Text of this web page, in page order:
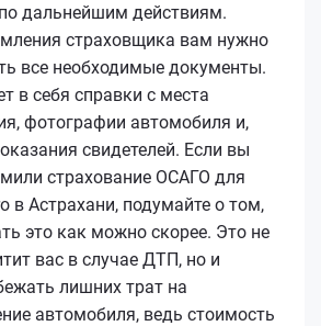
дальнейшим действиям.
страховщика вам нужно
все необходимые документы.
в себя справки с места
фотографии автомобиля и,
свидетелей. Если вы
страхование ОСАГО для
в Астрахани, подумайте о том,
это как можно скорее. Это не
вас в случае ДТП, но и
лишних трат на
автомобиля, ведь стоимость